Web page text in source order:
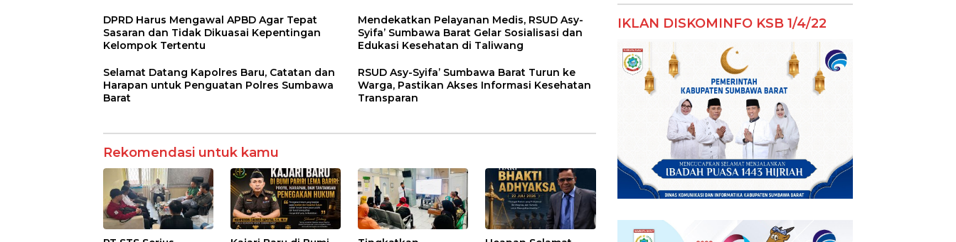
DPRD Harus Mengawal APBD Agar Tepat
Sasaran dan Tidak Dikuasai Kepentingan
Kelompok Tertentu
Mendekatkan Pelayanan Medis, RSUD Asy-
Syifa’ Sumbawa Barat Gelar Sosialisasi dan
Edukasi Kesehatan di Taliwang
Selamat Datang Kapolres Baru, Catatan dan
Harapan untuk Penguatan Polres Sumbawa
Barat
RSUD Asy-Syifa’ Sumbawa Barat Turun ke
Warga, Pastikan Akses Informasi Kesehatan
Transparan
Rekomendasi untuk kamu
IKLAN DISKOMINFO KSB 1/4/22